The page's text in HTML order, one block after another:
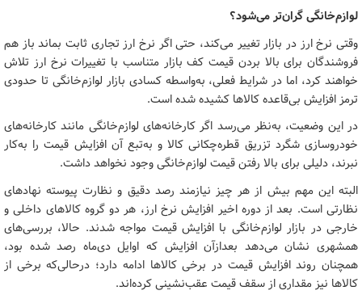
لوازم‌خانگی گران‌تر می‌شود؟
وقتی نرخ ارز در بازار تغییر می‌کند، حتی اگر نرخ ارز تجاری ثابت بماند باز هم
فروشندگان برای بالا بردن قیمت کف بازار متناسب با تغییرات نرخ ارز تلاش
خواهند کرد، اما در شرایط فعلی، به‌واسطه کسادی بازار لوازم‌خانگی تا حدودی
ترمز افزایش بی‌قاعده کالاها کشیده شده است.
در این وضعیت، به‌نظر می‌رسد اگر کارخانه‌های لوازم‌خانگی مانند کارخانه‌های
خودروسازی شگرد تزریق قطره‌چکانی کالا و به‌تبع آن افزایش قیمت را به‌کار
نبرند، دلیلی برای بالا رفتن قیمت لوازم‌خانگی وجود نخواهد داشت.
البته این مهم بیش از هر چیز نیازمند رصد دقیق و نظارت پیوسته نهادهای
نظارتی است. بعد از دوره اخیر افزایش نرخ ارز، هر دو گروه کالاهای داخلی و
خارجی در بازار لوازم‌خانگی با افزایش قیمت مواجه شدند. حالا، بررسی‌های
همشهری نشان می‌دهد بعدازآن افزایش که اوایل دی‌ماه رصد شده بود،
همچنان روند افزایش قیمت در برخی کالاها ادامه دارد؛ درحالی‌که برخی از
کالاها نیز مقداری از سقف قیمت عقب‌نشینی کرده‌اند.